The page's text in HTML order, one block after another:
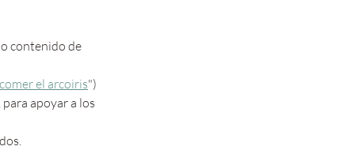
contenido de
comer el arcoiris")
apoyar a los